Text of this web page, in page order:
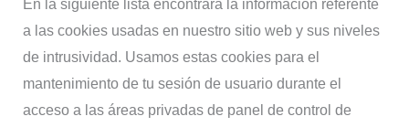
En la siguiente lista encontrará la información referente
a las cookies usadas en nuestro sitio web y sus niveles
de intrusividad. Usamos estas cookies para el
mantenimiento de tu sesión de usuario durante el
acceso a las áreas privadas de panel de control de